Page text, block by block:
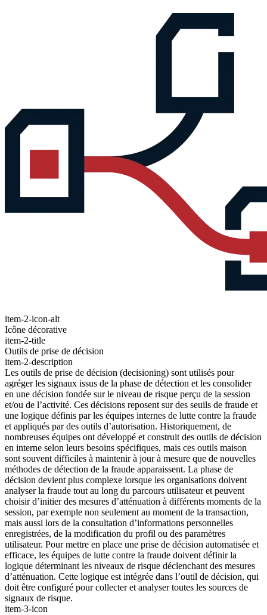
item-2-icon-alt
Icône décorative
item-2-title
Outils de prise de décision
item-2-description
Les outils de prise de décision (decisioning) sont utilisés pour
agréger les signaux issus de la phase de détection et les consolider
en une décision fondée sur le niveau de risque perçu de la session
et/ou de l’activité. Ces décisions reposent sur des seuils de fraude et
une logique définis par les équipes internes de lutte contre la fraude
et appliqués par des outils d’autorisation. Historiquement, de
nombreuses équipes ont développé et construit des outils de décision
en interne selon leurs besoins spécifiques, mais ces outils maison
sont souvent difficiles à maintenir à jour à mesure que de nouvelles
méthodes de détection de la fraude apparaissent. La phase de
décision devient plus complexe lorsque les organisations doivent
analyser la fraude tout au long du parcours utilisateur et peuvent
choisir d’initier des mesures d’atténuation à différents moments de la
session, par exemple non seulement au moment de la transaction,
mais aussi lors de la consultation d’informations personnelles
enregistrées, de la modification du profil ou des paramètres
utilisateur. Pour mettre en place une prise de décision automatisée et
efficace, les équipes de lutte contre la fraude doivent définir la
logique déterminant les niveaux de risque déclenchant des mesures
d’atténuation. Cette logique est intégrée dans l’outil de décision, qui
doit être configuré pour collecter et analyser toutes les sources de
signaux de risque.
item-3-icon